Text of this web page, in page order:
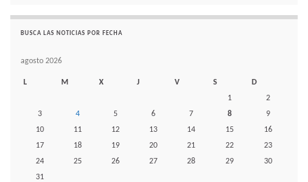
BUSCA LAS NOTICIAS POR FECHA
agosto 2026
L M X J V S
D
1
2
3
4 5 6 7 8
9
10
11 12 13 14 15
16
17
18 19 20 21 22
23
24
25 26 27 28 29
30
31